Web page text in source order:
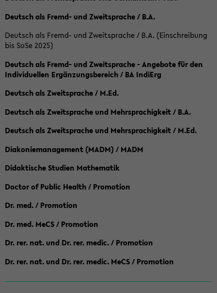
Deutsch als Fremd- und Zweitsprache / B.A.
Deutsch als Fremd- und Zweitsprache / B.A. (Einschreibung
bis SoSe 2025)
Deutsch als Fremd- und Zweitsprache - Angebote für den
Individuellen Ergänzungsbereich / BA IndiErg
Deutsch als Zweitsprache / M.Ed.
Deutsch als Zweitsprache und Mehrsprachigkeit / B.A.
Deutsch als Zweitsprache und Mehrsprachigkeit / M.Ed.
Diakoniemanagement (MADM) / MADM
Didaktische Studien Mathematik
Doctor of Public Health / Promotion
Dr. med. / Promotion
Dr. med. MeCS / Promotion
Dr. rer. nat. und Dr. rer. medic. / Promotion
Dr. rer. nat. und Dr. rer. medic. MeCS / Promotion